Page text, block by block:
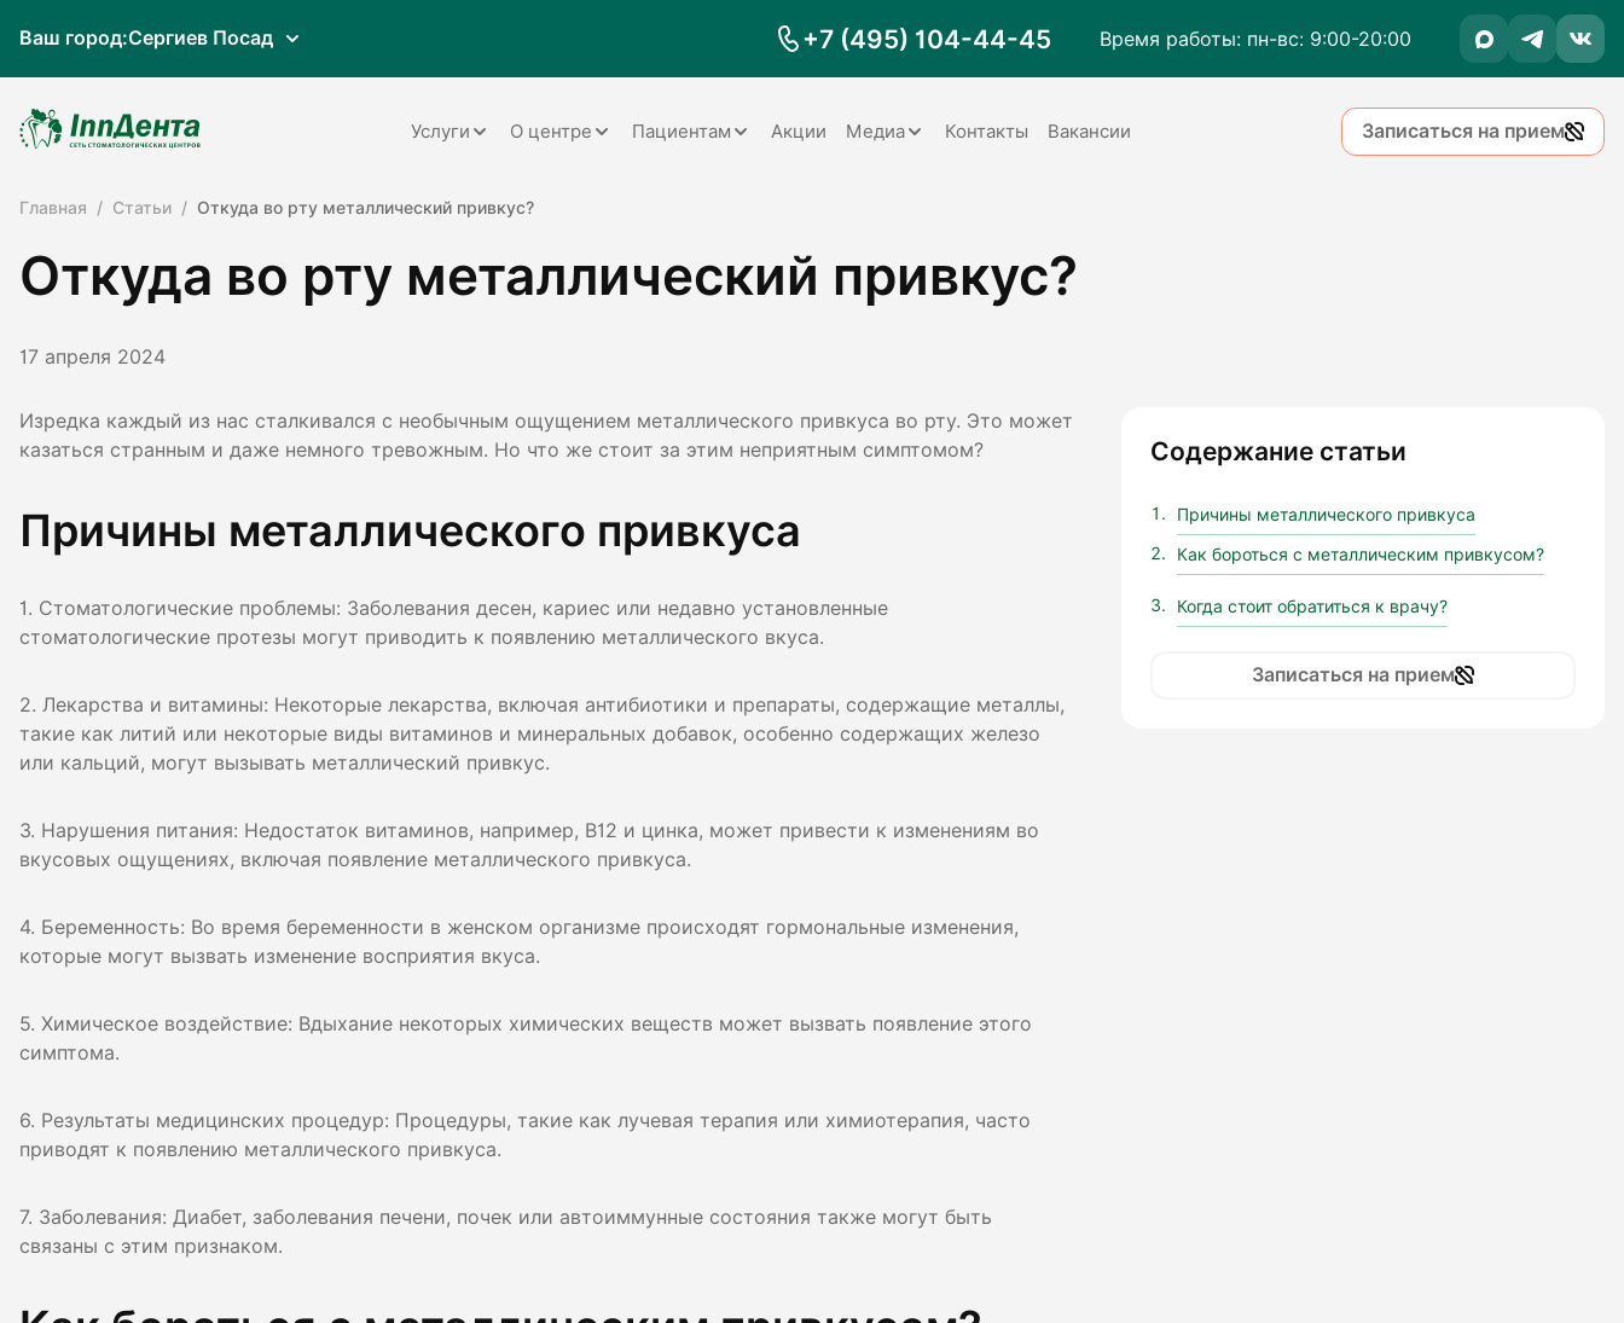
Ваш город:Сергиев Посад +7 (495) 104-44-45 Время работы: пн-вс: 9:00-20:00
Услуги
Терапия
Ортопедия
Пародонтология
Хирургия
Консультация
О центре Пациентам
Запрос справки на налоговый
вычет
Акции Медиа
Видеоотзывы
Контакты Вакансии Записаться на прием
Главная Статьи Откуда во рту металлический привкус?
Откуда во рту металлический привкус?
17 апреля 2024
Содержание статьи
Причины металлического привкуса
Как бороться с металлическим привкусом?
Когда стоит обратиться к врачу?
Записаться на прием
Изредка каждый из нас сталкивался с необычным ощущением металлического привкуса во рту. Это может
казаться странным и даже немного тревожным. Но что же стоит за этим неприятным симптомом?
Причины металлического привкуса
1. Стоматологические проблемы: Заболевания десен, кариес или недавно установленные
стоматологические протезы могут приводить к появлению металлического вкуса.
2. Лекарства и витамины: Некоторые лекарства, включая антибиотики и препараты, содержащие металлы,
такие как литий или некоторые виды витаминов и минеральных добавок, особенно содержащих железо
или кальций, могут вызывать металлический привкус.
3. Нарушения питания: Недостаток витаминов, например, В12 и цинка, может привести к изменениям во
вкусовых ощущениях, включая появление металлического привкуса.
4. Беременность: Во время беременности в женском организме происходят гормональные изменения,
которые могут вызвать изменение восприятия вкуса.
5. Химическое воздействие: Вдыхание некоторых химических веществ может вызвать появление этого
симптома.
6. Результаты медицинских процедур: Процедуры, такие как лучевая терапия или химиотерапия, часто
приводят к появлению металлического привкуса.
7. Заболевания: Диабет, заболевания печени, почек или автоиммунные состояния также могут быть
связаны с этим признаком.